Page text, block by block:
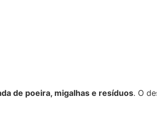
de poeira, migalhas e resíduos. O